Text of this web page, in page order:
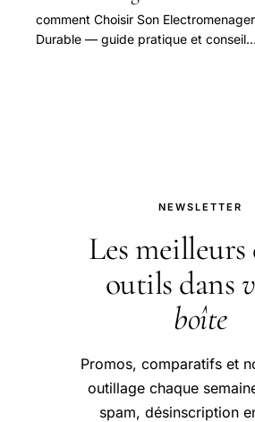
comment Choisir Son Electromenager
Durable — guide pratique et conseils
NEWSLETTER
Les meilleurs
outils dans
boîte
Promos, comparatifs et
outillage chaque
spam, désinscription